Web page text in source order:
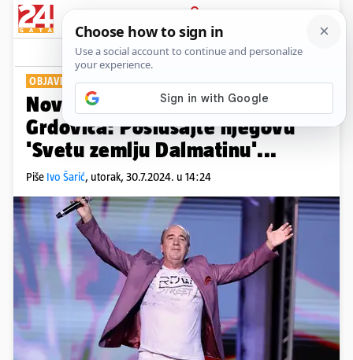
PRIJAVA
Show Komentari
OBJAVIO I SPOT
Novi dalmatinski hit Mladena
Grdovića: Poslušajte njegovu
'Svetu zemlju Dalmatinu'...
Piše Ivo Šarić, utorak, 30.7.2024. u 14:24